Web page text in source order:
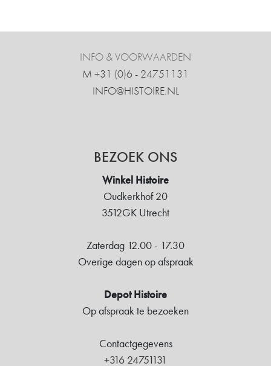
INFO & VOORWAARDEN
M +31 ‍(0)6 - 24751131
INFO@HISTOIRE.NL
BEZOEK ONS
Winkel Histoire
Oudkerkhof 20
3512GK Utrecht
Zaterdag 12.00 - 17.30
Overige dagen op afspraak
Depot Histoire
Op afspraak te bezoeken
Contactgegevens
+316 24751131